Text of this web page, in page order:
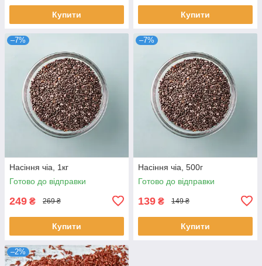
Купити Купити
–7%
Насіння чіа, 1кг
Готово до відправки
249 ₴ 269 ₴
Купити
–7%
Насіння чіа, 500г
Готово до відправки
139 ₴ 149 ₴
Купити
–2%